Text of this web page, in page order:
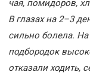
чая, помидоров,
В глазах на 2–3
сильно болела. На
подбородок
отказали ходить,